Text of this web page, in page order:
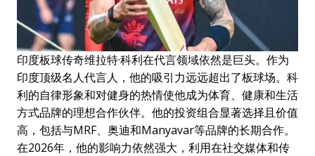
印度板球传奇维拉特·科利在代言领域依然是巨头。作为
印度顶级名人代言人，他的吸引力远远超出了板球场。科
利的自律形象和对健身的热情使他成为体育、健康和生活
方式品牌的理想合作伙伴。他的投资组合显著选择且价值
高，包括与MRF、奥迪和Manyavar等品牌的长期合作。
在2026年，他的影响力依然强大，利用在社交媒体和传